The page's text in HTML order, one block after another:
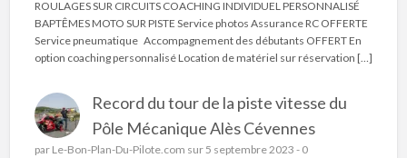
ROULAGES SUR CIRCUITS COACHING INDIVIDUEL PERSONNALISÉ
BAPTÊMES MOTO SUR PISTE Service photos Assurance RC OFFERTE
Service pneumatique Accompagnement des débutants OFFERT En
option coaching personnalisé Location de matériel sur réservation […]
Record du tour de la piste vitesse du
Pôle Mécanique Alès Cévennes
par Le-Bon-Plan-Du-Pilote.com sur 5 septembre 2023 - 0